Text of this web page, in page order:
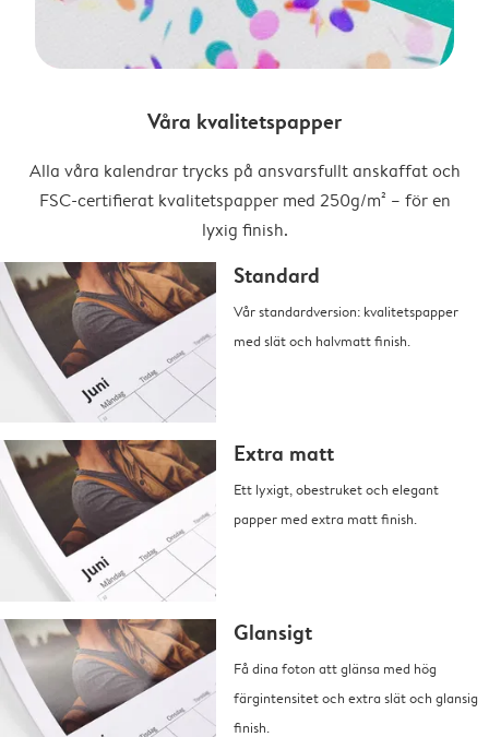
Våra kvalitetspapper
Alla våra kalendrar trycks på ansvarsfullt anskaffat och
FSC-certifierat kvalitetspapper med 250g/m² – för en
lyxig finish.
Standard
Vår standardversion: kvalitetspapper
med slät och halvmatt finish.
Extra matt
Ett lyxigt, obestruket och elegant
papper med extra matt finish.
Glansigt
Få dina foton att glänsa med hög
färgintensitet och extra slät och glansig
finish.